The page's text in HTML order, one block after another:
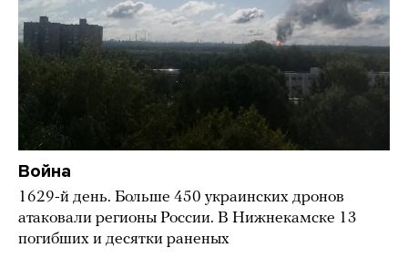
Война
1629-й день. Больше 450 украинских дронов
атаковали регионы России. В Нижнекамске 13
погибших и десятки раненых